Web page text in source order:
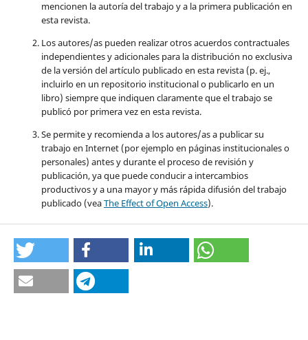
mencionen la autoría del trabajo y a la primera publicación en
esta revista.
Los autores/as pueden realizar otros acuerdos contractuales
independientes y adicionales para la distribución no exclusiva
de la versión del artículo publicado en esta revista (p. ej.,
incluirlo en un repositorio institucional o publicarlo en un
libro) siempre que indiquen claramente que el trabajo se
publicó por primera vez en esta revista.
Se permite y recomienda a los autores/as a publicar su
trabajo en Internet (por ejemplo en páginas institucionales o
personales) antes y durante el proceso de revisión y
publicación, ya que puede conducir a intercambios
productivos y a una mayor y más rápida difusión del trabajo
publicado (veaThe Effect of Open Access).